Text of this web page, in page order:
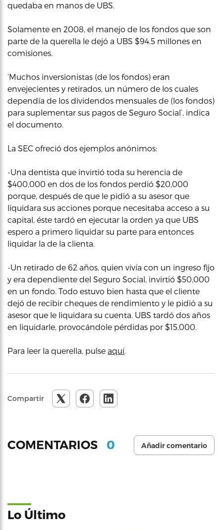
quedaba en manos de UBS.
Solamente en 2008, el manejo de los fondos que son
parte de la querella le dejó a UBS $94.5 millones en
comisiones.
‘Muchos inversionistas (de los fondos) eran
envejecientes y retirados, un número de los cuales
dependía de los dividendos mensuales de (los fondos)
para suplementar sus pagos de Seguro Social’, indica
el documento.
La SEC ofreció dos ejemplos anónimos:
-Una dentista que invirtió toda su herencia de
$400,000 en dos de los fondos perdió $20,000
porque, después de que le pidió a su asesor que
liquidara sus acciones porque necesitaba acceso a su
capital, éste tardó en ejecutar la orden ya que UBS
espero a primero liquidar su parte para entonces
liquidar la de la clienta.
-Un retirado de 62 años, quien vivía con un ingreso fijo
y era dependiente del Seguro Social, invirtió $50,000
en un fondo. Todo estuvo bien hasta que el cliente
dejó de recibir cheques de rendimiento y le pidió a su
asesor que le liquidara su cuenta. UBS tardó dos años
en liquidarle, provocándole pérdidas por $15,000.
Para leer la querella, pulse aquí.
Compartir
COMENTARIOS 0 Añadir comentario
Lo Último